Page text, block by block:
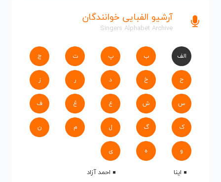
آرشیو الفبایی خوانندگان
Singers Alphabet Archive
الف ب پ ت ج
ح خ د ر ز
س ش ع غ ف
ک گ ل م ن
و ه ی
اینا
احمد آزاد